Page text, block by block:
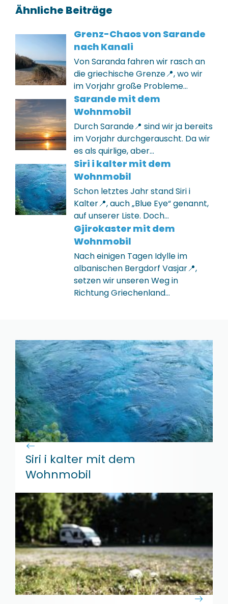
Ähnliche Beiträge
Grenz-Chaos von Sarande
nach Kanali
Von Saranda fahren wir rasch an
die griechische Grenze📍, wo wir
im Vorjahr große Probleme…
Sarande mit dem
Wohnmobil
Durch Sarande📍 sind wir ja bereits
im Vorjahr durchgerauscht. Da wir
es als quirlige, aber…
Siri i kalter mit dem
Wohnmobil
Schon letztes Jahr stand Siri i
Kalter📍, auch „Blue Eye“ genannt,
auf unserer Liste. Doch…
Gjirokaster mit dem
Wohnmobil
Nach einigen Tagen Idylle im
albanischen Bergdorf Vasjar📍,
setzen wir unseren Weg in
Richtung Griechenland…
Siri i kalter mit dem
Wohnmobil